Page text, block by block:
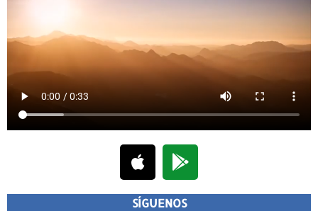
SÍGUENOS